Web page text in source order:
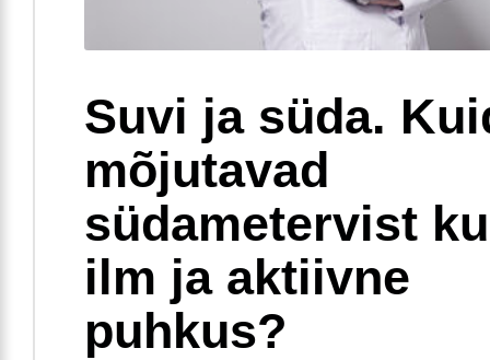
Suvi ja süda.
mõjutavad
südametervist
ilm ja aktiivne
puhkus?